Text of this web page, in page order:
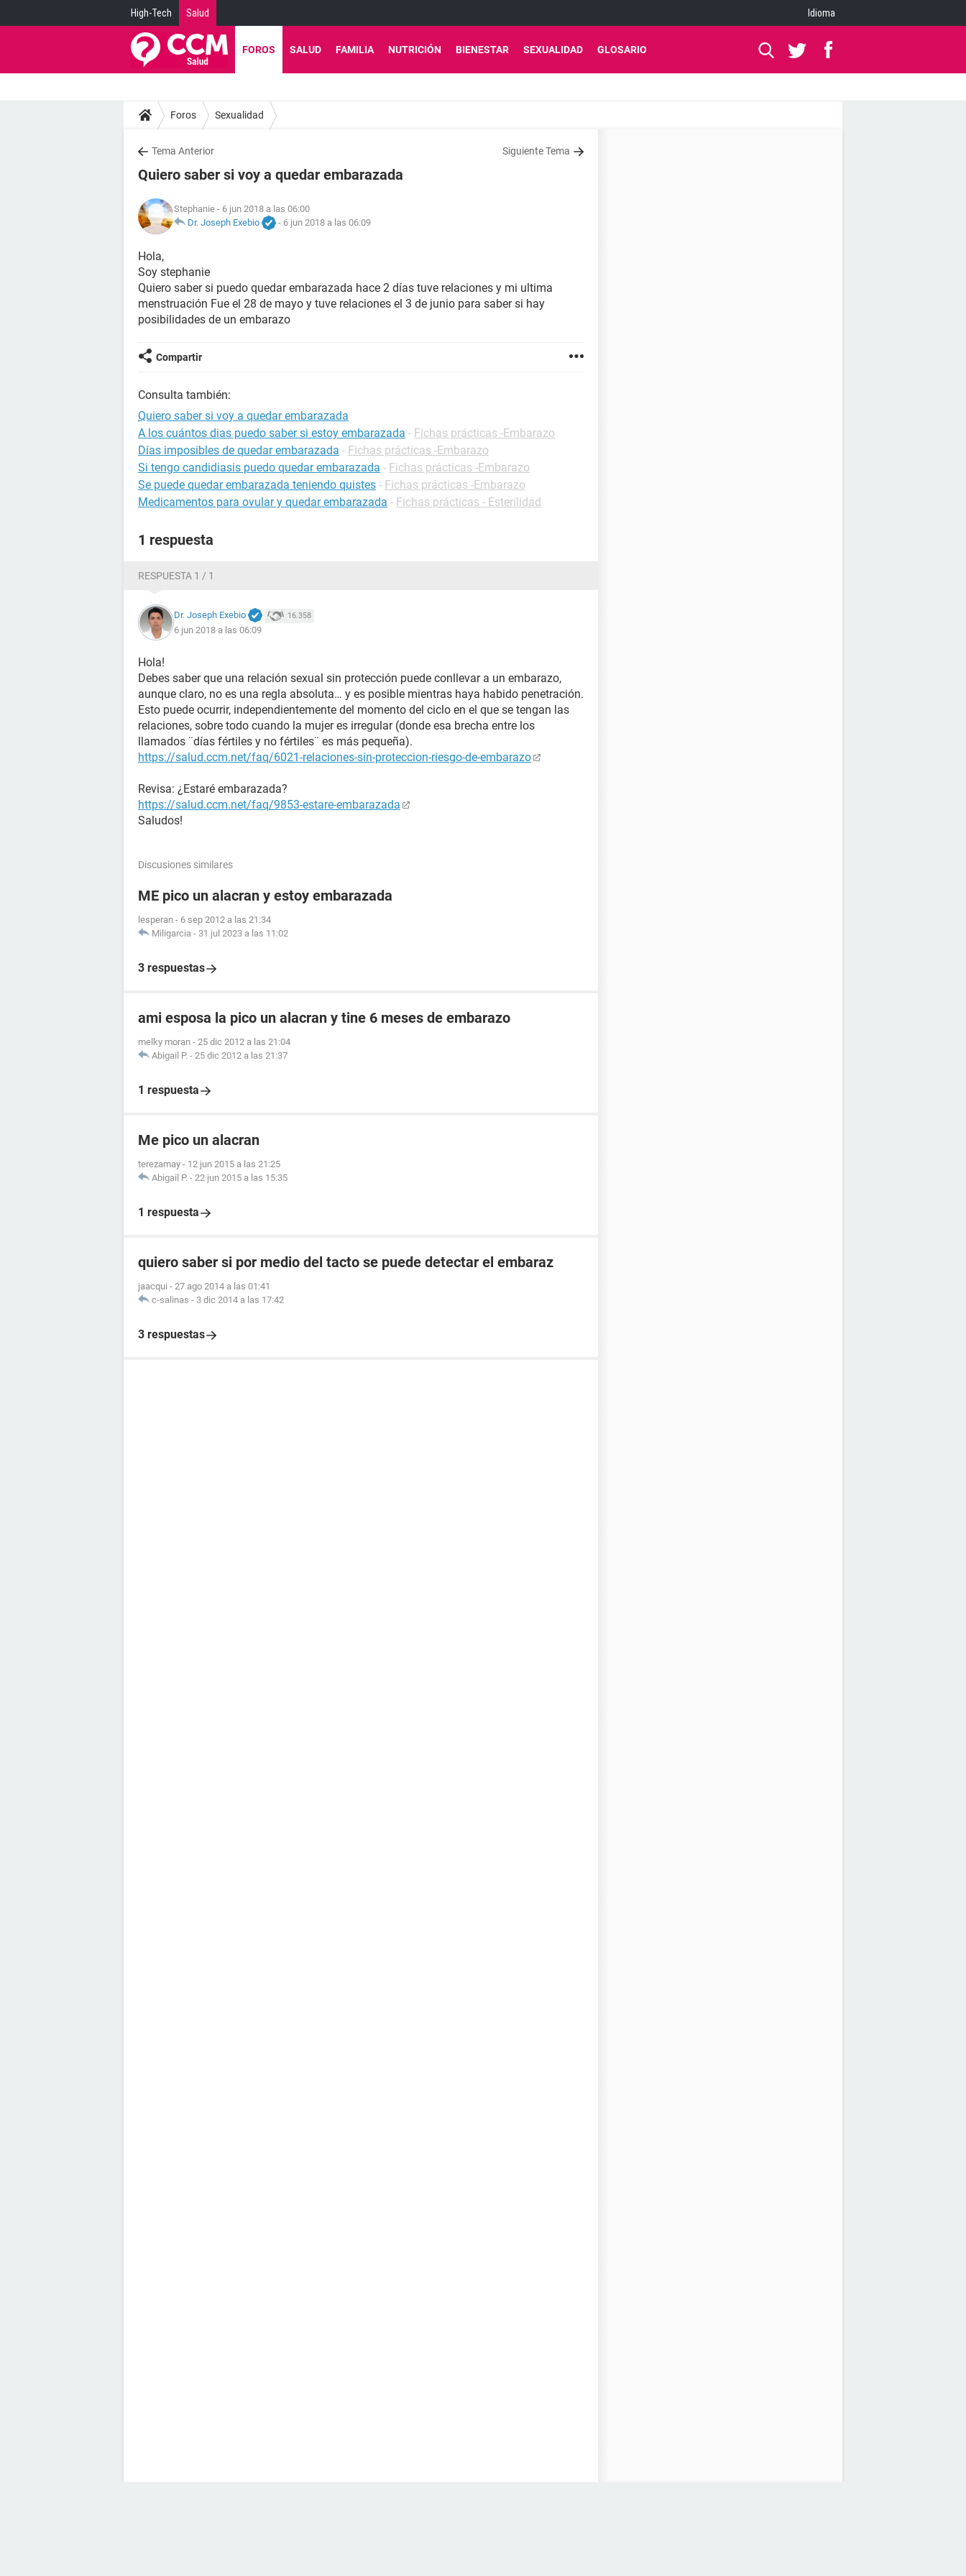
High-Tech Salud Idioma
FOROS SALUD FAMILIA NUTRICIÓN BIENESTAR SEXUALIDAD GLOSARIO
Foros Sexualidad
Tema Anterior Siguiente Tema
Quiero saber si voy a quedar embarazada
Stephanie - 6 jun 2018 a las 06:00
Dr. Joseph Exebio
- 6 jun 2018 a las 06:09
Hola,
Soy stephanie
Quiero saber si puedo quedar embarazada hace 2 días tuve relaciones y mi ultima
menstruación Fue el 28 de mayo y tuve relaciones el 3 de junio para saber si hay
posibilidades de un embarazo
Compartir
Consulta también:
Quiero saber si voy a quedar embarazada
A los cuántos dias puedo saber si estoy embarazada - Fichas prácticas -Embarazo
Días imposibles de quedar embarazada - Fichas prácticas -Embarazo
Si tengo candidiasis puedo quedar embarazada - Fichas prácticas -Embarazo
Se puede quedar embarazada teniendo quistes - Fichas prácticas -Embarazo
Medicamentos para ovular y quedar embarazada - Fichas prácticas - Esterilidad
1 respuesta
RESPUESTA 1 / 1
Dr. Joseph Exebio 16.358
6 jun 2018 a las 06:09
Hola!
Debes saber que una relación sexual sin protección puede conllevar a un embarazo,
aunque claro, no es una regla absoluta… y es posible mientras haya habido penetración.
Esto puede ocurrir, independientemente del momento del ciclo en el que se tengan las
relaciones, sobre todo cuando la mujer es irregular (donde esa brecha entre los
llamados ¨días fértiles y no fértiles¨ es más pequeña).
https://salud.ccm.net/faq/6021-relaciones-sin-proteccion-riesgo-de-embarazo
Revisa: ¿Estaré embarazada?
https://salud.ccm.net/faq/9853-estare-embarazada
Saludos!
Discusiones similares
ME pico un alacran y estoy embarazada
lesperan - 6 sep 2012 a las 21:34
Miligarcia - 31 jul 2023 a las 11:02
3 respuestas
ami esposa la pico un alacran y tine 6 meses de embarazo
melky moran - 25 dic 2012 a las 21:04
Abigail P. - 25 dic 2012 a las 21:37
1 respuesta
Me pico un alacran
terezamay - 12 jun 2015 a las 21:25
Abigail P. - 22 jun 2015 a las 15:35
1 respuesta
quiero saber si por medio del tacto se puede detectar el embaraz
jaacqui - 27 ago 2014 a las 01:41
c-salinas - 3 dic 2014 a las 17:42
3 respuestas